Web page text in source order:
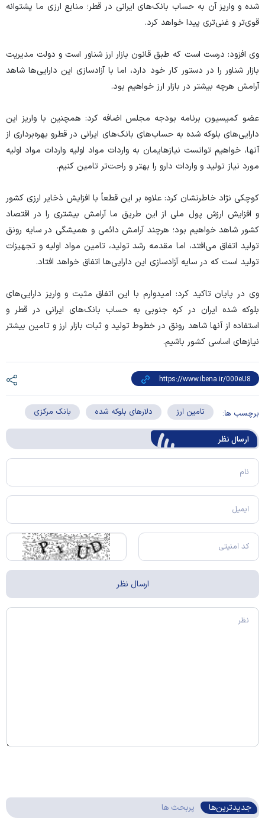
شده و واریز آن به حساب بانک‌های ایرانی در قطر؛ منابع ارزی ما پشتوانه
قوی‌تر و غنی‌تری پیدا خواهد کرد.
وی افزود: درست است که طبق قانون بازار ارز شناور است و دولت مدیریت
بازار شناور را در دستور کار خود دارد، اما با آزادسازی این دارایی‌ها شاهد
آرامش هرچه بیشتر در بازار ارز خواهیم بود.
عضو کمیسیون برنامه بودجه مجلس اضافه کرد: همچنین با واریز این
دارایی‌های بلوکه شده به حساب‌های بانک‌های ایرانی در قطرو بهره‌برداری از
آنها، خواهیم توانست نیازهایمان به واردات مواد اولیه واردات مواد اولیه
مورد نیاز تولید و واردات دارو را بهتر و راحت‌تر تامین کنیم.
کوچکی نژاد خاطرنشان کرد: علاوه بر این قطعاً با افزایش ذخایر ارزی کشور
و افزایش ارزش پول ملی از این طریق ما آرامش بیشتری را در اقتصاد
کشور شاهد خواهیم بود؛ هرچند آرامش دائمی و همیشگی در سایه رونق
تولید اتفاق می‌افتد، اما مقدمه رشد تولید، تامین مواد اولیه و تجهیزات
تولید است که در سایه آزادسازی این دارایی‌ها اتفاق خواهد افتاد.
وی در پایان تاکید کرد: امیدوارم با این اتفاق مثبت و واریز دارایی‌های
بلوکه شده ایران در کره جنوبی به حساب بانک‌های ایرانی در قطر و
استفاده از آنها شاهد رونق در خطوط تولید و ثبات بازار ارز و تامین بیشتر
نیاز‌های اساسی کشور باشیم.
برچسب ها: تامین ارز دلارهای بلوکه شده بانک مرکزی
ارسال‌ نظر
جدیدترین‌ها پربحث ها